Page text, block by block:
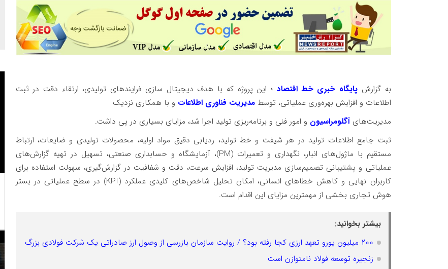
به گزارش پایگاه خبری خط اقتصاد ؛ این پروژه که با هدف دیجیتال ‌سازی فرایندهای تولیدی، ارتقاء دقت در ثبت
اطلاعات و افزایش بهره‌‌وری عملیاتی، توسط مدیریت فناوری اطلاعات و با همکاری نزدیک
مدیریت‌هایآگلومراسیون و امور فنی و برنامه‌ریزی تولید اجرا شد، مزایای بسیاری در پی داشت.
ثبت جامع اطلاعات تولید در هر شیفت و خط تولید، ردیابی دقیق مواد اولیه، محصولات تولیدی و ضایعات، ارتباط
مستقیم با ماژول‌های انبار، نگهداری و تعمیرات (PM)، آزمایشگاه و حسابداری صنعتی، تسهیل در تهیه گزارش‌های
عملیاتی و پشتیبانی تصمیم‌سازی مدیریت تولید، افزایش سرعت، دقت و شفافیت در گزارش‌گیری، سهولت استفاده برای
کاربران نهایی و کاهش خطاهای انسانی، امکان تحلیل شاخص‌های کلیدی عملکرد (KPI) در سطح عملیاتی در بستر
هوش تجاری بخشی از مهمترین مزایای این اقدام است.
بیشتر بخوانید:
۲۰۰ میلیون یورو تعهد ارزی کجا رفته بود؟ / روایت سازمان بازرسی از وصول ارز صادراتی یک شرکت فولادی بزرگ
زنجیره توسعه فولاد نامتوازن است